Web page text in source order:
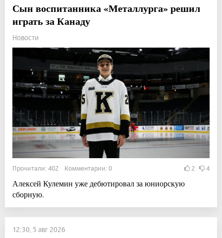
Сын воспитанника «Металлурга» решил
играть за Канаду
Новости
Прочитали: 402 Комментарии: 0 2 4
Алексей Кулемин уже дебютировал за юниорскую
сборную.
12:30, 5 авг 2026